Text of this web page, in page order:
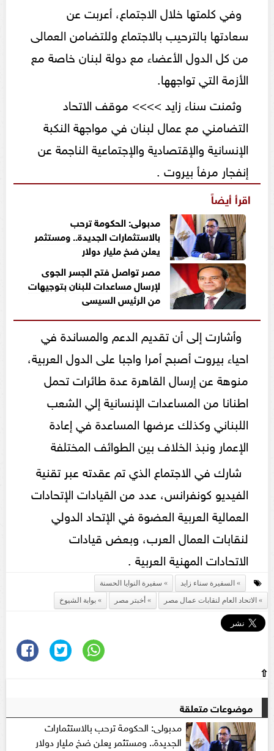
وفي كلمتها خلال الاجتماع، أعربت عن
سعادتها بالترحيب بالاجتماع وللتضامن العمالى
من كل الدول الأعضاء مع دولة لبنان خاصة مع
الأزمة التي تواجهها.
وثمنت سناء زايد >>>> موقف الاتحاد
التضامني مع عمال لبنان في مواجهة النكبة
الإنسانية والإقتصادية والإجتماعية الناجمة عن
إنفجار مرفأ بيروت .
اقرأ أيضاً
مدبولى: الحكومة ترحب
بالاستثمارات الجديدة.. ومستثمر
يعلن ضخ مليار دولار
مصر تواصل فتح الجسر الجوى
لإرسال مساعدات للبنان بتوجيهات
من الرئيس السيسى
وأشارت إلى أن تقديم الدعم والمساندة في
احياء بيروت أصبح أمرا واجبا على الدول العربية،
منوهة عن إرسال القاهرة عدة طائرات تحمل
اطنانا من المساعدات الإنسانية إلي الشعب
اللبناني وكذلك عرضها المساعدة في إعادة
الإعمار ونبذ الخلاف بين الطوائف المختلفة
شارك في الاجتماع الذي تم عقدته عبر تقنية
الفيديو كونفرانس، عدد من القيادات الإتحادات
العمالية العربية العضوة في الإتحاد الدولي
لنقابات العمال العرب، وبعض قيادات
الاتحادات المهنية العربية .
السفيرة سناء زايد
سفيرة النوايا الحسنة
الاتحاد العام لنقابات عمال مصر
أخبتر مصر بوابة الشيوخ
⇧
موضوعات متعلقة
مدبولى: الحكومة ترحب بالاستثمارات
الجديدة.. ومستثمر يعلن ضخ مليار دولار